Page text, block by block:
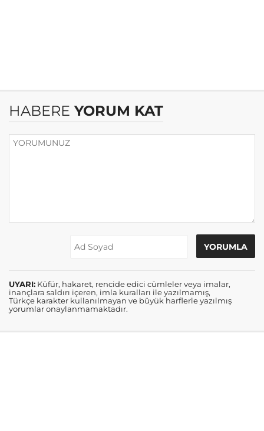
HABERE YORUM KAT
UYARI: Küfür, hakaret, rencide edici cümleler veya imalar,
inançlara saldırı içeren, imla kuralları ile yazılmamış,
Türkçe karakter kullanılmayan ve büyük harflerle yazılmış
yorumlar onaylanmamaktadır.